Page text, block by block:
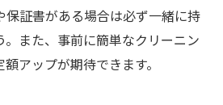
保証書がある場合は必ず一緒に持
。また、事前に簡単なクリーニン
アップが期待できます。